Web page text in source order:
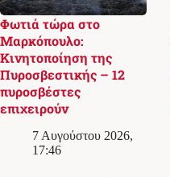
Φωτιά τώρα στο
Μαρκόπουλο:
Κινητοποίηση της
Πυροσβεστικής – 12
πυροσβέστες
επιχειρούν
7 Αυγούστου 2026,
17:46